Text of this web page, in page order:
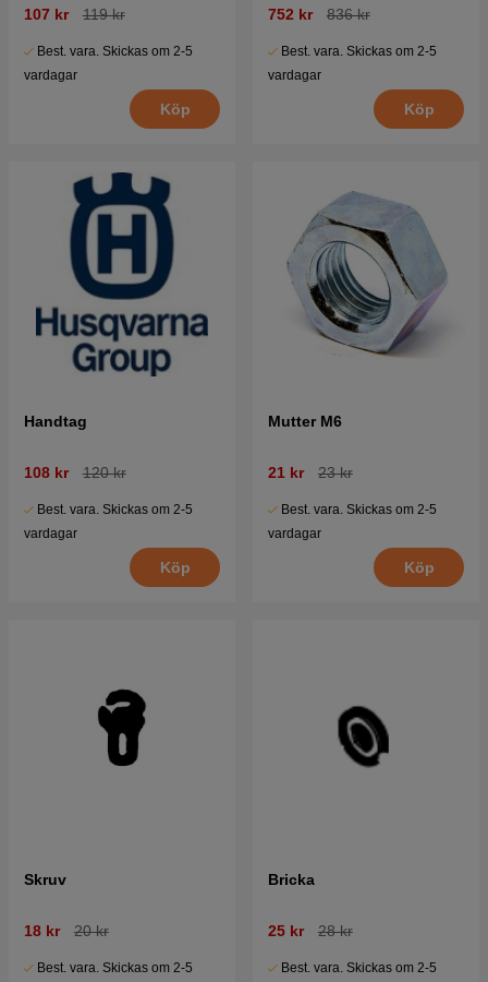
107 kr 119 kr
Best. vara. Skickas om 2-5
vardagar
Köp
752 kr 836 kr
Best. vara. Skickas om 2-5
vardagar
Köp
Handtag
108 kr 120 kr
Best. vara. Skickas om 2-5
vardagar
Köp
Mutter M6
21 kr 23 kr
Best. vara. Skickas om 2-5
vardagar
Köp
Skruv
18 kr 20 kr
Best. vara. Skickas om 2-5
Bricka
25 kr 28 kr
Best. vara. Skickas om 2-5